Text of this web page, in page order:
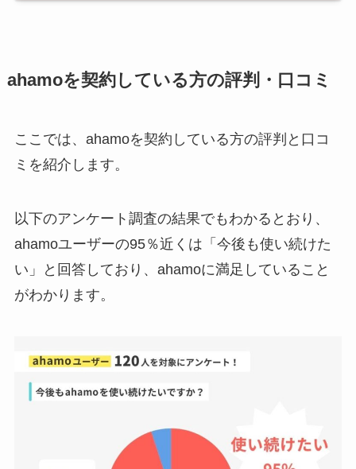
ahamoを契約している方の評判・口コミ
ここでは、ahamoを契約している方の評判と口コ
ミを紹介します。
以下のアンケート調査の結果でもわかるとおり、
ahamoユーザーの95％近くは「今後も使い続けた
い」と回答しており、ahamoに満足していること
がわかります。